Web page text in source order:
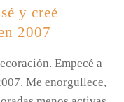
y creé
2007
Empecé a
Me enorgullece,